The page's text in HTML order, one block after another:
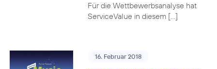
Für die Wettbewerbsanalyse hat
ServiceValue in diesem […]
16. Februar 2018